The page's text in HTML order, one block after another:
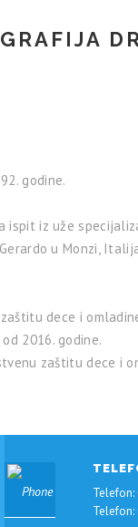
godine.
iz uže
u Monzi,
dece i
2016. godine.
zaštitu dece i
Telefon:
Telefon: